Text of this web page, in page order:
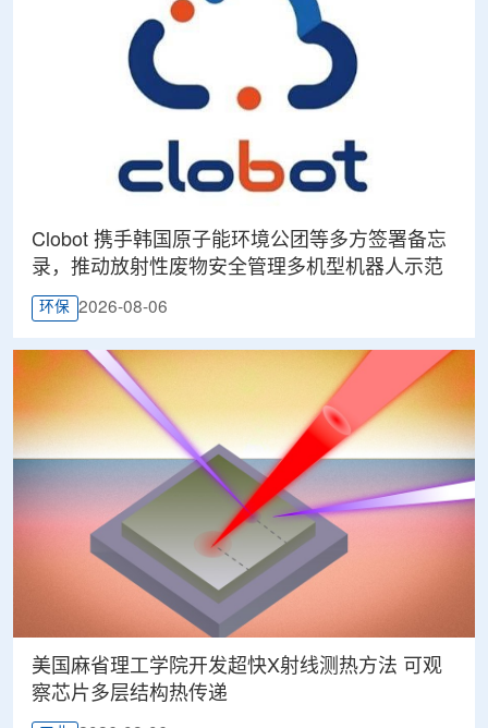
Clobot 携手韩国原子能环境公团等多方签署备忘
录，推动放射性废物安全管理多机型机器人示范
环保 2026-08-06
美国麻省理工学院开发超快X射线测热方法 可观
察芯片多层结构热传递